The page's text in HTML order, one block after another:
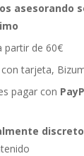
asesorando
partir de 60€
con tarjeta,
pagar con
discreto